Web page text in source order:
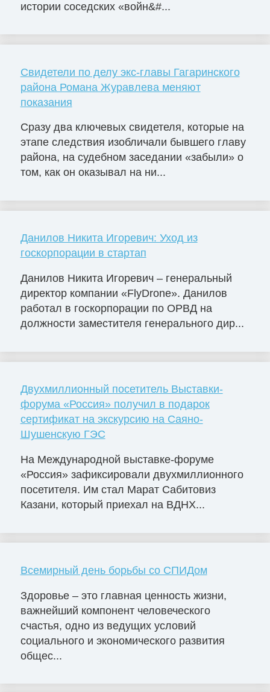
истории соседских «войн&#...
Свидетели по делу экс-главы Гагаринского
района Романа Журавлева меняют
показания
Сразу два ключевых свидетеля, которые на
этапе следствия изобличали бывшего главу
района, на судебном заседании «забыли» о
том, как он оказывал на ни...
Данилов Никита Игоревич: Уход из
госкорпорации в стартап
Данилов Никита Игоревич – генеральный
директор компании «FlyDrone». Данилов
работал в госкорпорации по ОРВД на
должности заместителя генерального дир...
Двухмиллионный посетитель Выставки-
форума «Россия» получил в подарок
сертификат на экскурсию на Саяно-
Шушенскую ГЭС
На Международной выставке-форуме
«Россия» зафиксировали двухмиллионного
посетителя. Им стал Марат Сабитовиз
Казани, который приехал на ВДНХ...
Всемирный день борьбы со СПИДом
Здоровье – это главная ценность жизни,
важнейший компонент человеческого
счастья, одно из ведущих условий
социального и экономического развития
общес...